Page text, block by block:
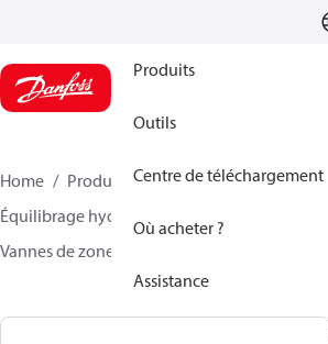
Produits
Outils
Centre de téléchargement
Où acheter ?
Assistance
Home Produits
Climate Solutions -
Équilibrage hydraulique et régulation
Vannes de zone